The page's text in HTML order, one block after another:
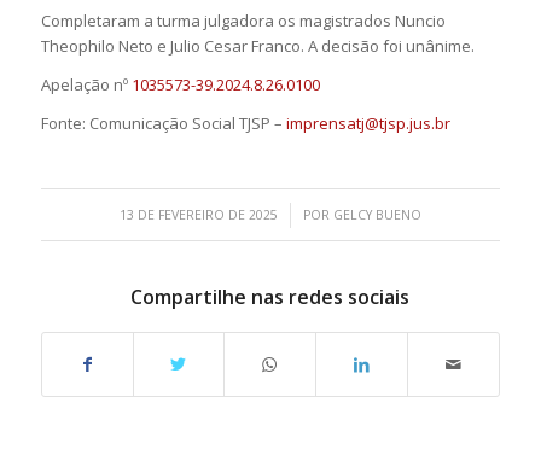
Completaram a turma julgadora os magistrados Nuncio
Theophilo Neto e Julio Cesar Franco. A decisão foi unânime.
Apelação nº 1035573-39.2024.8.26.0100
Fonte: Comunicação Social TJSP – imprensatj@tjsp.jus.br
13 DE FEVEREIRO DE 2025
/ POR GELCY BUENO
Compartilhe nas redes sociais